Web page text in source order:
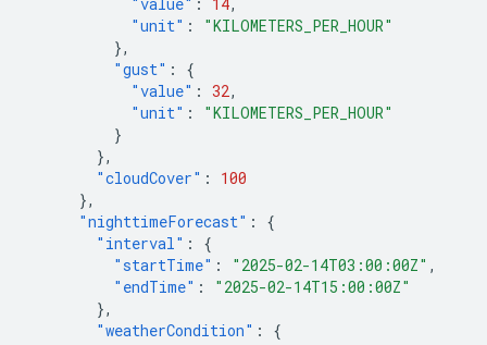
"unit" :
"KILOMETERS_PER_HOUR"
},
"gust" :
{
"value" : 32,
"unit" :
"KILOMETERS_PER_HOUR"
}
},
"cloudCover" :
100
},
"nighttimeForecast" :
{
"interval" :
{
"startTime" : "2025-02-14T03:00:00Z" ,
"endTime" :
"2025-02-14T15:00:00Z"
},
"weatherCondition" :
{